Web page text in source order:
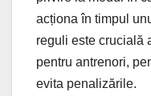
acționa în timpul
reguli este crucială
pentru antrenori,
evita penalizările.